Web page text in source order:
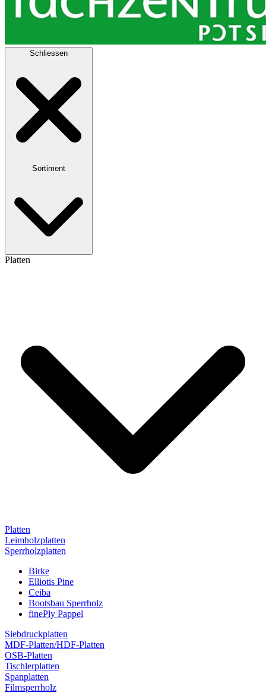
Schliessen
Sortiment
Platten
Platten
Leimholzplatten
Sperrholzplatten
Birke
Elliotis Pine
Ceiba
Bootsbau Sperrholz
finePly Pappel
Siebdruckplatten
MDF-Platten/HDF-Platten
OSB-Platten
Tischlerplatten
Spanplatten
Filmsperrholz